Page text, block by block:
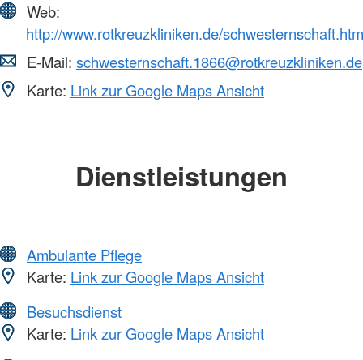
Web:
http://www.rotkreuzkliniken.de/
E-Mail: schwesternschaft.1866@rotkreuzkliniken.de
Karte: Link zur Google Maps Ansicht
Dienstleistungen
Ambulante Pflege
Karte: Link zur Google Maps Ansicht
Besuchsdienst
Karte: Link zur Google Maps Ansicht